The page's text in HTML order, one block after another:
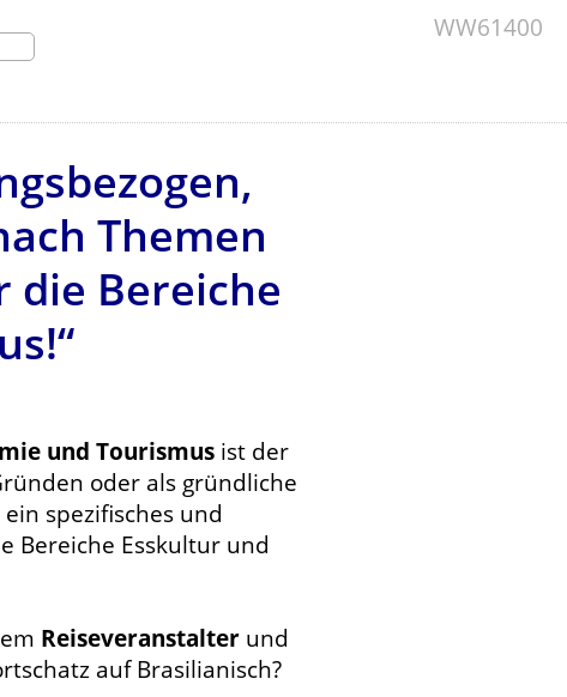
WW61400
Themen
Bereiche
und Tourismus ist der
oder als gründliche
spezifisches und
Bereiche Esskultur und
Reiseveranstalter und
auf Brasilianisch?